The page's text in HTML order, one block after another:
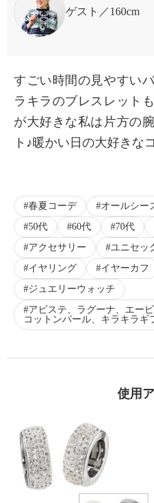
ゲスト
160cm
すごい時間の見やすい
ラキラのブレスレット
が大好きな私は片方の
ト♪暖かい日の大好きな
春夏コーデ オールシー
50代
60代 70代
アクセサリー
ユニセッ
イヤリング
イヤーカフ
ジュエリーウォッチ
アビステ、ラグーナ、エー
コットンパール、キラキラギ
使用